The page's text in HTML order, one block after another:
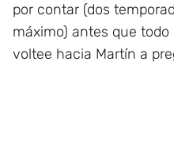
por contar (dos
máximo) antes que
voltee hacia Martín a